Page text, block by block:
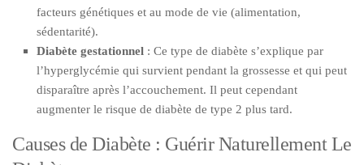
facteurs génétiques et au mode de vie (alimentation,
sédentarité).
Diabète gestationnel : Ce type de diabète s’explique par
l’hyperglycémie qui survient pendant la grossesse et qui peut
disparaître après l’accouchement. Il peut cependant
augmenter le risque de diabète de type 2 plus tard.
Causes de Diabète : Guérir Naturellement Le